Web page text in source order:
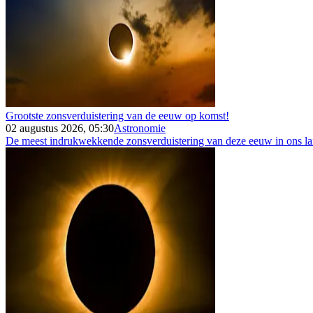
Grootste zonsverduistering van de eeuw op komst!
02 augustus 2026, 05:30Astronomie
De meest indrukwekkende zonsverduistering van deze eeuw in ons